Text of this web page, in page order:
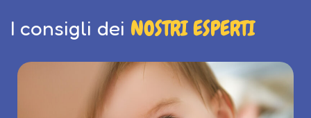
I consigli dei NOSTRI ESPERTI